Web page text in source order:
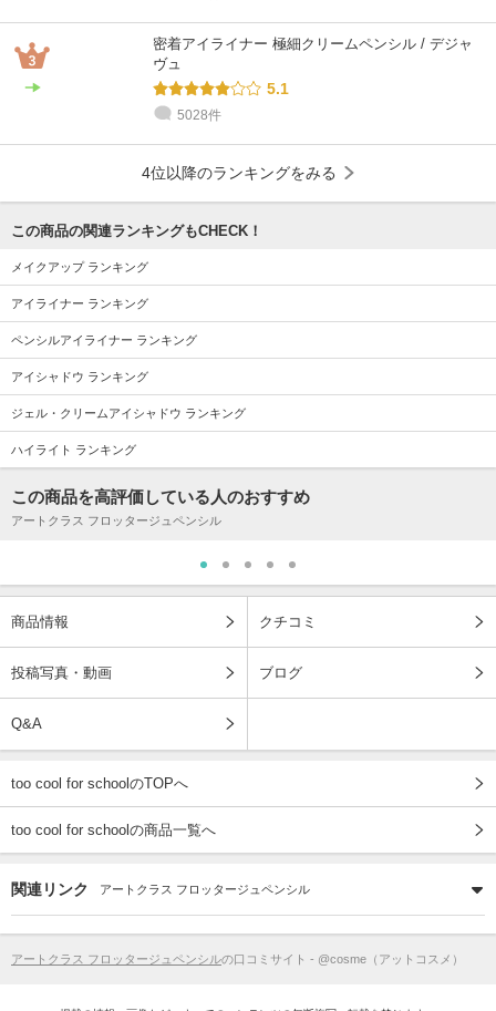
密着アイライナー 極細クリームペンシル / デジャ
ヴュ
5.1
5028件
4位以降のランキングをみる
この商品の関連ランキングもCHECK！
メイクアップ ランキング
アイライナー ランキング
ペンシルアイライナー ランキング
アイシャドウ ランキング
ジェル・クリームアイシャドウ ランキング
ハイライト ランキング
この商品を高評価している人のおすすめ
アートクラス フロッタージュペンシル
商品情報 クチコミ
投稿写真・動画 ブログ
Q&A
too cool for schoolのTOPへ
too cool for schoolの商品一覧へ
関連リンク アートクラス フロッタージュペンシル
アートクラス フロッタージュペンシルの口コミサイト - @cosme（アットコスメ）